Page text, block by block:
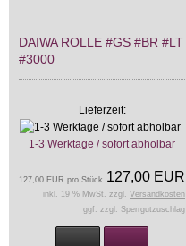
DAIWA ROLLE #GS #BR #LT
#3000
Lieferzeit:
1-3 Werktage / sofort abholbar
127,00 EUR
127,00 EUR pro Stück
inkl. 19 % MwSt. zzgl. Versandkosten
ggf. zzgl. Sperrgutzuschlag